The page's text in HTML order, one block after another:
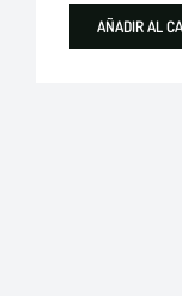
AÑADIR AL